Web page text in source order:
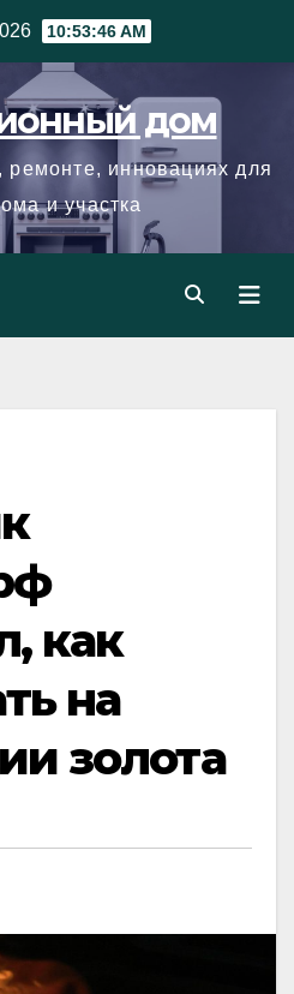
10:53:47 AM
дом
ремонте, инновациях для
и участка
как
на
золота